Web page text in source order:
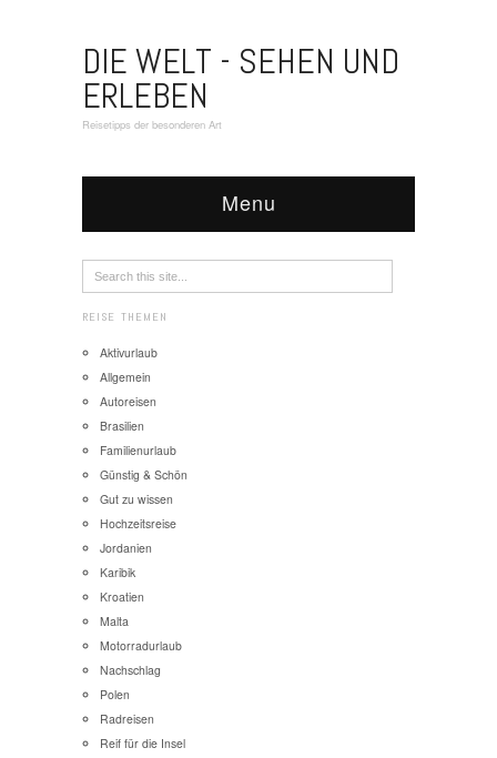
DIE WELT - SEHEN UND
ERLEBEN
Reisetipps der besonderen Art
Menu
REISE THEMEN
Aktivurlaub
Allgemein
Autoreisen
Brasilien
Familienurlaub
Günstig & Schön
Gut zu wissen
Hochzeitsreise
Jordanien
Karibik
Kroatien
Malta
Motorradurlaub
Nachschlag
Polen
Radreisen
Reif für die Insel